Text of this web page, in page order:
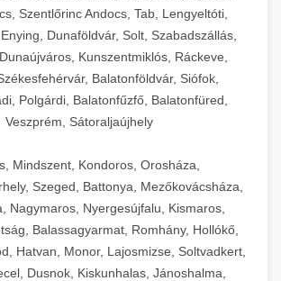
Szentlőrinc Andocs, Tab, Lengyeltóti,
Dunaföldvár, Solt, Szabadszállás,
Kunszentmiklós, Ráckeve,
Balatonföldvár, Siófok,
Polgárdi, Balatonfűzfő, Balatonfüred,
Veszprém, Sátoraljaújhely
Mindszent, Kondoros, Orosháza,
Szeged, Battonya, Mezőkovácsháza,
Nagymaros, Nyergesújfalu, Kismaros,
Balassagyarmat, Romhány, Hollókő,
Hatvan, Monor, Lajosmizse, Soltvadkert,
Dusnok, Kiskunhalas, Jánoshalma,